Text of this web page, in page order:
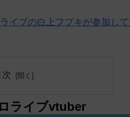
イブの白上フブキが参加し
ライブvtuber